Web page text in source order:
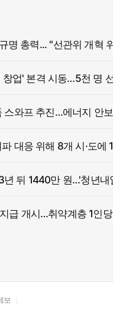
업' 본격 시동…5천 명
스와프 추진…에너지 안
대응 위해 8개 시·도에
년 뒤 1440만 원…'청년내
급 개시…취약계층 1인
보